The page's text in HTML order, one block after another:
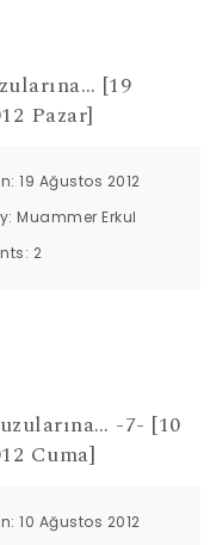
[19
Pazar]
19 Ağustos 2012
Muammer Erkul
2
-7- [10
Cuma]
10 Ağustos 2012